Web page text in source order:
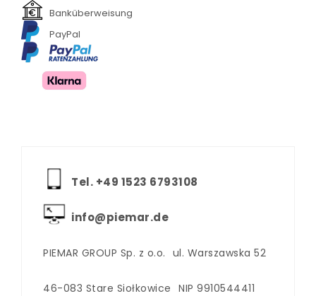
Banküberweisung
PayPal
Tel. +‪49 1523 6793108
info@piemar.de
PIEMAR GROUP Sp. z o.o. ul. Warszawska 52
46-083 Stare Siołkowice NIP 9910544411